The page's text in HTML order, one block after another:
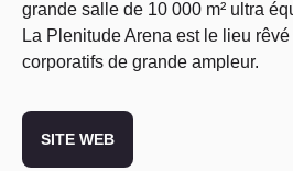
grande salle de 10 000 m² ultra
La Plenitude Arena est le lieu
corporatifs de grande ampleur.
SITE WEB